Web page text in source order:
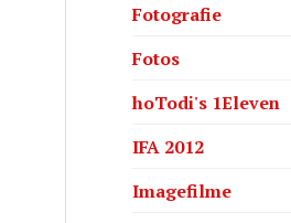
Fotografie
Fotos
hoTodi's 1Eleven
IFA 2012
Imagefilme